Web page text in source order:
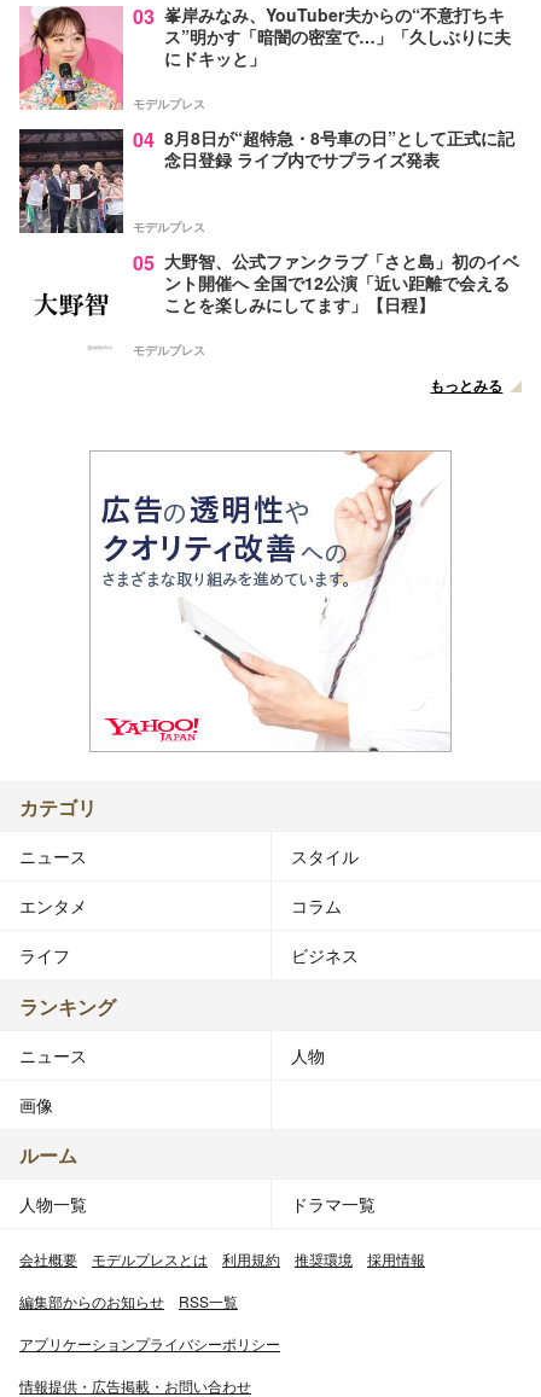
03 峯岸みなみ、YouTuber夫からの“不意打ちキ
ス”明かす「暗闇の密室で…」「久しぶりに夫
にドキッと」
モデルプレス
04 8月8日が“超特急・8号車の日”として正式に記
念日登録 ライブ内でサプライズ発表
モデルプレス
05 大野智、公式ファンクラブ「さと島」初のイベ
ント開催へ 全国で12公演「近い距離で会える
ことを楽しみにしてます」【日程】
モデルプレス
もっとみる
カテゴリ
ニュース スタイル
エンタメ コラム
ライフ ビジネス
ランキング
ニュース 人物
画像
ルーム
人物一覧 ドラマ一覧
会社概要 モデルプレスとは 利用規約 推奨環境 採用情報
編集部からのお知らせ RSS一覧
アプリケーションプライバシーポリシー
情報提供・広告掲載・お問い合わせ